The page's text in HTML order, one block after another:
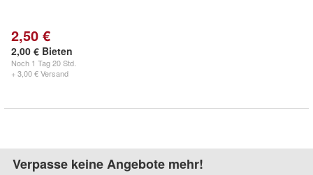
2,50 €
2,00 € Bieten
Noch 1 Tag 20 Std.
+ 3,00 € Versand
Verpasse keine Angebote mehr!